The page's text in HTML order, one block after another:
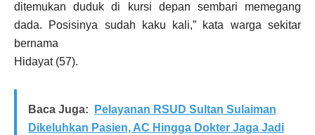
ditemukan duduk di kursi depan sembari memegang
dada. Posisinya sudah kaku kali,” kata warga sekitar
bernama
Hidayat (57).
Baca Juga:
Pelayanan RSUD Sultan Sulaiman
Dikeluhkan Pasien, AC Hingga Dokter Jaga Jadi